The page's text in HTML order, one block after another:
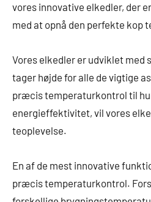
vores innovative elkedler, der
med at opnå den perfekte kop
Vores elkedler er udviklet
tager højde for alle de vigtige
præcis temperaturkontrol til
energieffektivitet, vil vores
teoplevelse.
En af de mest innovative
præcis temperaturkontrol.